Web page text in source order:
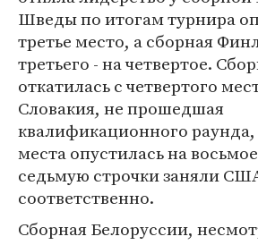
Шведы по итогам турнира
третье место, а сборная
третьего - на четвертое.
откатилась с четвертого
Словакия, не прошедшая
квалификационного раунда,
места опустилась на
седьмую строчки заняли
соответственно.
Сборная Белоруссии,